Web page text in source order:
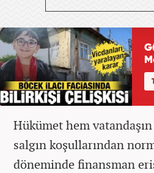
Hükümet hem
salgın koşullarından
döneminde finansman